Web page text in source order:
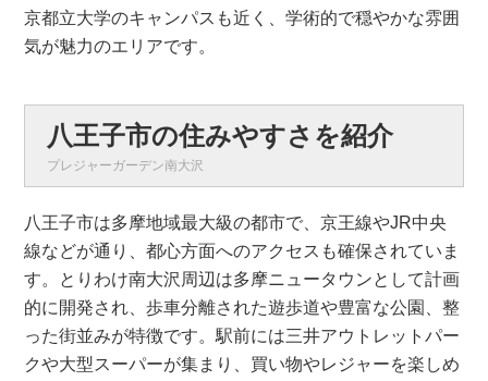
京都立大学のキャンパスも近く、学術的で穏やかな雰囲
気が魅力のエリアです。
八王子市の住みやすさを紹介
プレジャーガーデン南大沢
八王子市は多摩地域最大級の都市で、京王線やJR中央
線などが通り、都心方面へのアクセスも確保されていま
す。とりわけ南大沢周辺は多摩ニュータウンとして計画
的に開発され、歩車分離された遊歩道や豊富な公園、整
った街並みが特徴です。駅前には三井アウトレットパー
クや大型スーパーが集まり、買い物やレジャーを楽しめ